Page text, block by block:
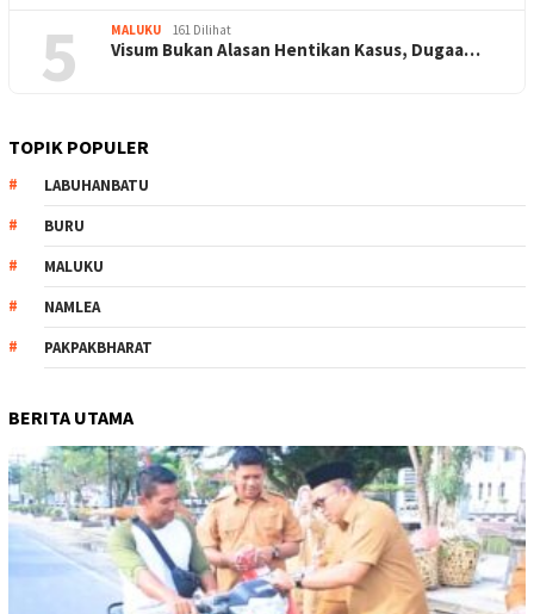
5 MALUKU 161 Dilihat
Visum Bukan Alasan Hentikan Kasus, Dugaa…
TOPIK POPULER
LABUHANBATU
BURU
MALUKU
NAMLEA
PAKPAKBHARAT
BERITA UTAMA